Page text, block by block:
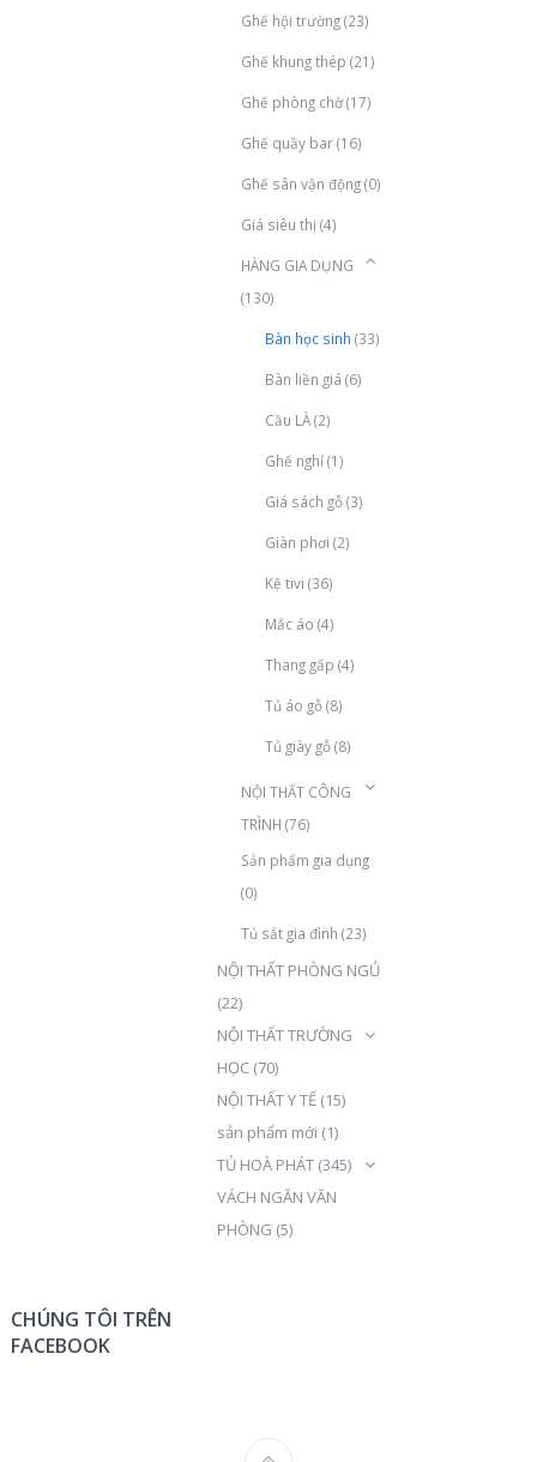
Ghế hội trường(23)
Ghế khung thép (21)
Ghế phòng chờ(17)
Ghế quầy bar(16)
Ghế sân vận động(0)
Giá siêu thị (4)
HÀNG GIA DỤNG
(130)
Bàn học sinh (33)
Bàn liền giá (6)
Cầu LÀ(2)
Ghế nghỉ(1)
Giá sách gỗ(3)
Giàn phơi (2)
Kệ tivi (36)
Mắc áo (4)
Thang gấp (4)
Tủ áo gỗ(8)
Tủ giày gỗ(8)
NỘI THẤT CÔNG
TRÌNH (76)
Sản phẩm gia dụng
(0)
Tủ sắt gia đình (23)
NỘI THẤT PHÒNG NGỦ
(22)
NỘI THẤT TRƯỜNG
HỌC (70)
NỘI THẤT Y TẾ (15)
sản phẩm mới (1)
TỦ HOÀ PHÁT (345)
VÁCH NGĂN VĂN
PHÒNG (5)
CHÚNG TÔI TRÊN
FACEBOOK